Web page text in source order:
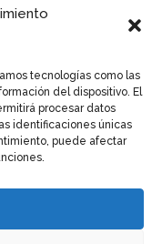
tecnologías como las
del dispositivo. El
procesar datos
identificaciones únicas
puede afectar